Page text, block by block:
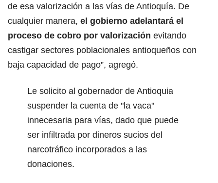
de esa valorización a las vías de Antioquía. De
cualquier manera, el gobierno adelantará el
proceso de cobro por valorización evitando
castigar sectores poblacionales antioqueños con
baja capacidad de pago”, agregó.
Le solicito al gobernador de Antioquia
suspender la cuenta de "la vaca"
innecesaria para vías, dado que puede
ser infiltrada por dineros sucios del
narcotráfico incorporados a las
donaciones.